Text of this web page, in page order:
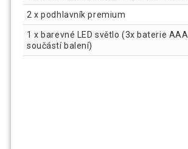
2 x podhlavník premium
1 x barevné LED světlo (3x baterie
součástí balení)